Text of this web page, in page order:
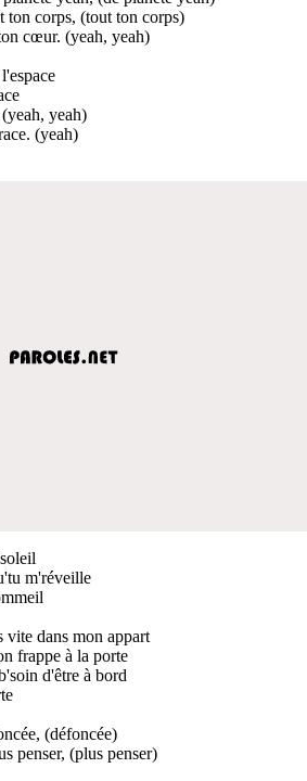
ton corps, (tout ton corps)
cœur. (yeah, yeah)
yeah)
(yeah)
m'réveille
vite dans mon appart
frappe à la porte
d'être à bord
(défoncée)
penser, (plus penser)